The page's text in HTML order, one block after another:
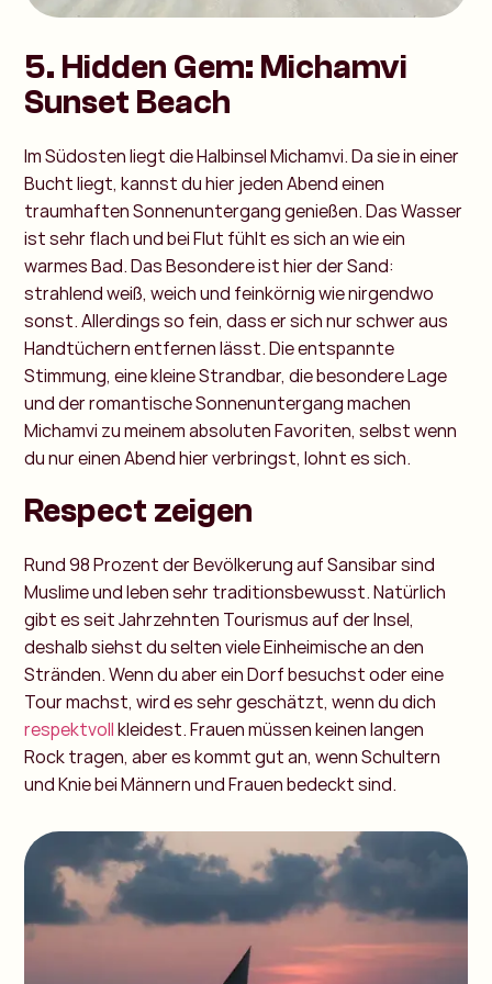
5. Hidden Gem: Michamvi
Sunset Beach
Im Südosten liegt die Halbinsel Michamvi. Da sie in einer
Bucht liegt, kannst du hier jeden Abend einen
traumhaften Sonnenuntergang genießen. Das Wasser
ist sehr flach und bei Flut fühlt es sich an wie ein
warmes Bad. Das Besondere ist hier der Sand:
strahlend weiß, weich und feinkörnig wie nirgendwo
sonst. Allerdings so fein, dass er sich nur schwer aus
Handtüchern entfernen lässt. Die entspannte
Stimmung, eine kleine Strandbar, die besondere Lage
und der romantische Sonnenuntergang machen
Michamvi zu meinem absoluten Favoriten, selbst wenn
du nur einen Abend hier verbringst, lohnt es sich.
Respect zeigen
Rund 98 Prozent der Bevölkerung auf Sansibar sind
Muslime und leben sehr traditionsbewusst. Natürlich
gibt es seit Jahrzehnten Tourismus auf der Insel,
deshalb siehst du selten viele Einheimische an den
Stränden. Wenn du aber ein Dorf besuchst oder eine
Tour machst, wird es sehr geschätzt, wenn du dich
respektvollkleidest. Frauen müssen keinen langen
Rock tragen, aber es kommt gut an, wenn Schultern
und Knie bei Männern und Frauen bedeckt sind.